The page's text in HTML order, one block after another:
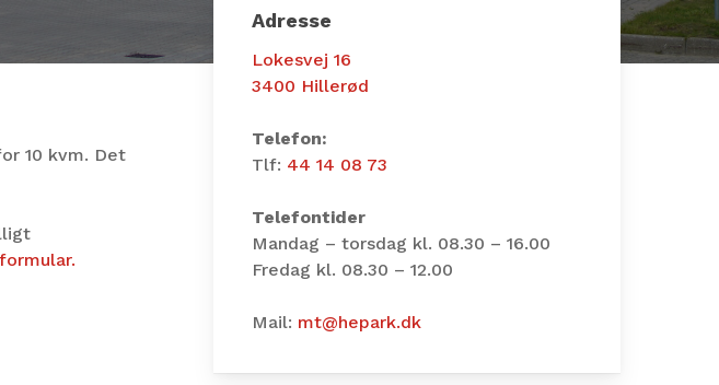
10 kvm. Det
Adresse
Lokesvej 16
3400 Hillerød
Telefon:
Tlf: 44 14 08 73
Telefontider
Mandag – torsdag kl. 08.30 – 16.00
Fredag kl. 08.30 – 12.00
Mail: mt@hepark.dk